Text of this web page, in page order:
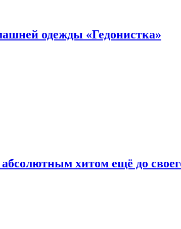
одежды «Гедонистка»
хитом ещё до